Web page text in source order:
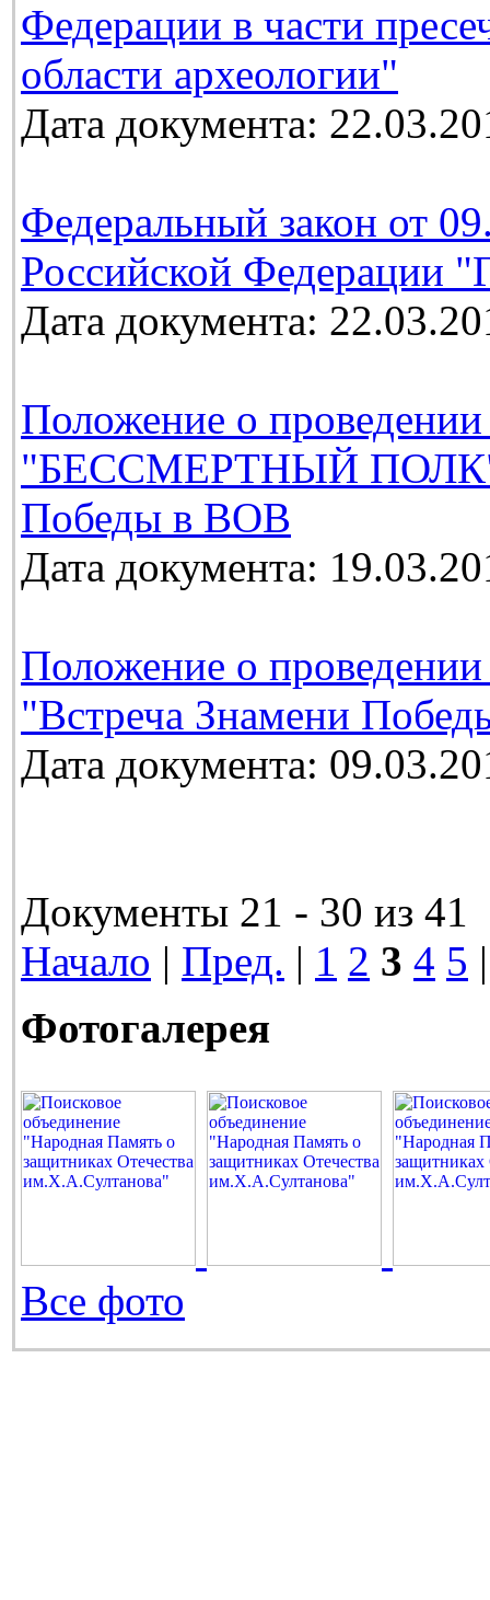
Федерации в части
области археологии"
Дата документа:
Федеральный закон от
Российской Федерации
Дата документа:
Положение о
"БЕССМЕРТНЫЙ ПОЛК",
Победы в ВОВ
Дата документа:
Положение о
"Встреча Знамени
Дата документа:
Документы 21 - 30 из 41
Начало | Пред. | 1 2 3 4 5
Фотогалерея
Все фото